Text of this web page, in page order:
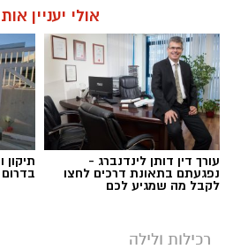
אולי יעניין
עורך דין דותן לינדנברג -
נפגעתם בתאונת דרכים לחצו
לקבל מה שמגיע לכם
בדרום
רכילות ולילה